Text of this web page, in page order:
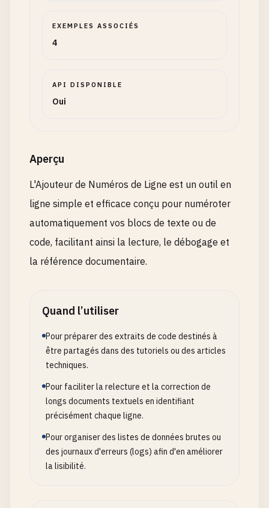
EXEMPLES ASSOCIÉS
4
API DISPONIBLE
Oui
Aperçu
L'Ajouteur de Numéros de Ligne est un outil en
ligne simple et efficace conçu pour numéroter
automatiquement vos blocs de texte ou de
code, facilitant ainsi la lecture, le débogage et
la référence documentaire.
Quand l’utiliser
Pour préparer des extraits de code destinés à
être partagés dans des tutoriels ou des articles
techniques.
Pour faciliter la relecture et la correction de
longs documents textuels en identifiant
précisément chaque ligne.
Pour organiser des listes de données brutes ou
des journaux d'erreurs (logs) afin d'en améliorer
la lisibilité.